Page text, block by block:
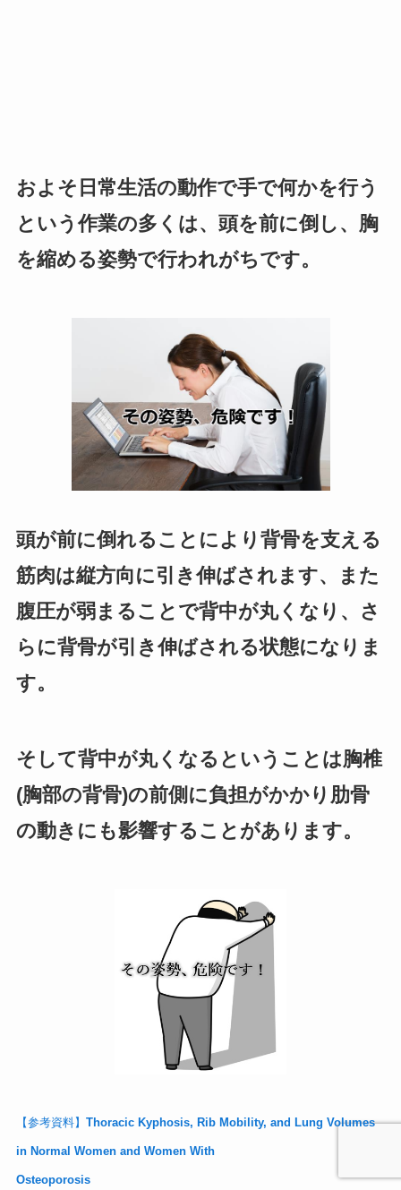
およそ日常生活の動作で手で何かを行う
という作業の多くは、頭を前に倒し、胸
を縮める姿勢で行われがちです。
頭が前に倒れることにより背骨を支える
筋肉は縦方向に引き伸ばされます、また
腹圧が弱まることで背中が丸くなり、さ
らに背骨が引き伸ばされる状態になりま
す。
そして背中が丸くなるということは胸椎
(胸部の背骨)の前側に負担がかかり肋骨
の動きにも影響することがあります。
【参考資料】 Thoracic Kyphosis, Rib Mobility, and Lung Volumes
in Normal Women and Women With
Osteoporosis